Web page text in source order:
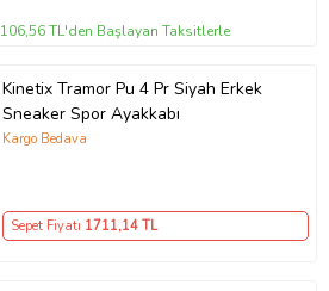
106,56 TL'den Başlayan Taksitlerle
Kinetix Tramor Pu 4 Pr Siyah Erkek
Sneaker Spor Ayakkabı
Kargo Bedava
Sepet Fiyatı 1711,14 TL